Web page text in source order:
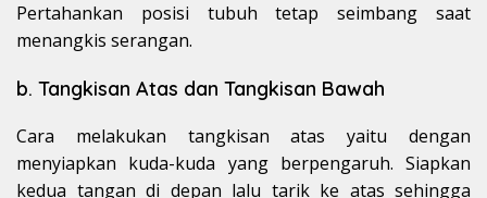
Pertahankan posisi tubuh tetap seimbang saat
menangkis serangan.
b. Tangkisan Atas dan Tangkisan Bawah
Cara melakukan tangkisan atas yaitu dengan
menyiapkan kuda-kuda yang berpengaruh. Siapkan
kedua tangan di depan lalu tarik ke atas sehingga